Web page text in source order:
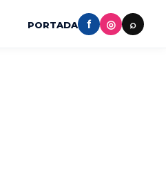
PORTADA f ◎ ⌕